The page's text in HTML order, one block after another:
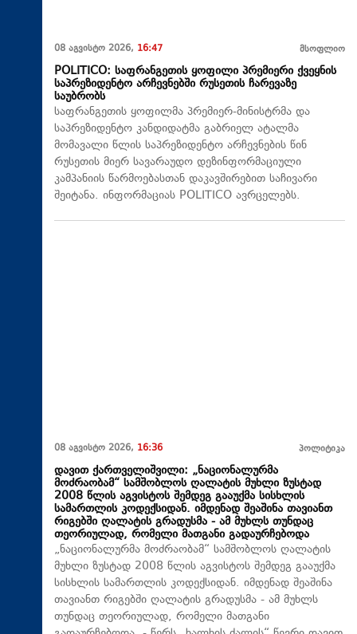
08 აგვისტო 2026, 16:47 მსოფლიო
POLITICO: საფრანგეთის ყოფილი პრემიერი ქვეყნის
საპრეზიდენტო არჩევნებში რუსეთის ჩარევაზე
საუბრობს
საფრანგეთის ყოფილმა პრემიერ-მინისტრმა და
საპრეზიდენტო კანდიდატმა გაბრიელ ატალმა
მომავალი წლის საპრეზიდენტო არჩევნების წინ
რუსეთის მიერ სავარაუდო დეზინფორმაციული
კამპანიის წარმოებასთან დაკავშირებით საჩივარი
შეიტანა. ინფორმაციას POLITICO ავრცელებს.
08 აგვისტო 2026, 16:36 პოლიტიკა
დავით ქართველიშვილი: „ნაციონალურმა
მოძრაობამ“ სამშობლოს ღალატის მუხლი ზუსტად
2008 წლის აგვისტოს შემდეგ გააუქმა სისხლის
სამართლის კოდექსიდან. იმდენად შეაშინა თავიანთ
რიგებში ღალატის გრადუსმა - ამ მუხლს თუნდაც
თეორიულად, რომელი მათგანი გადაურჩებოდა
„ნაციონალურმა მოძრაობამ“ სამშობლოს ღალატის
მუხლი ზუსტად 2008 წლის აგვისტოს შემდეგ გააუქმა
სისხლის სამართლის კოდექსიდან. იმდენად შეაშინა
თავიანთ რიგებში ღალატის გრადუსმა - ამ მუხლს
თუნდაც თეორიულად, რომელი მათგანი